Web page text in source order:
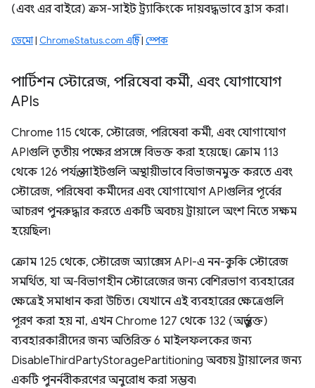
(এবং এর বাইরে) ক্রস-সাইট ট্র্যাকিংকে দায়বদ্ধভাবে হ্রাস করা।
ডেমো| ChromeStatus.com এন্ট্রি| স্পেক
পার্টিশন স্টোরেজ, পরিষেবা কর্মী, এবং যোগাযোগ
APIs
Chrome 115 থেকে, স্টোরেজ, পরিষেবা কর্মী, এবং যোগাযোগ
APIগুলি তৃতীয় পক্ষের প্রসঙ্গে বিভক্ত করা হয়েছে। ক্রোম 113
থেকে 126 পর্যন্ত, সাইটগুলি অস্থায়ীভাবে বিভাজনমুক্ত করতে এবং
স্টোরেজ, পরিষেবা কর্মীদের এবং যোগাযোগ APIগুলির পূর্বের
আচরণ পুনরুদ্ধার করতে একটি অবচয় ট্রায়ালে অংশ নিতে সক্ষম
হয়েছিল৷
ক্রোম 125 থেকে, স্টোরেজ অ্যাক্সেস API-এ নন-কুকি স্টোরেজ
সমর্থিত, যা অ-বিভাগহীন স্টোরেজের জন্য বেশিরভাগ ব্যবহারের
ক্ষেত্রেই সমাধান করা উচিত। যেখানে এই ব্যবহারের ক্ষেত্রেগুলি
পূরণ করা হয় না, এখন Chrome 127 থেকে 132 (অন্তর্ভুক্ত)
ব্যবহারকারীদের জন্য অতিরিক্ত 6 মাইলফলকের জন্য
DisableThirdPartyStoragePartitioning অবচয় ট্রায়ালের জন্য
একটি পুনর্নবীকরণের অনুরোধ করা সম্ভব৷